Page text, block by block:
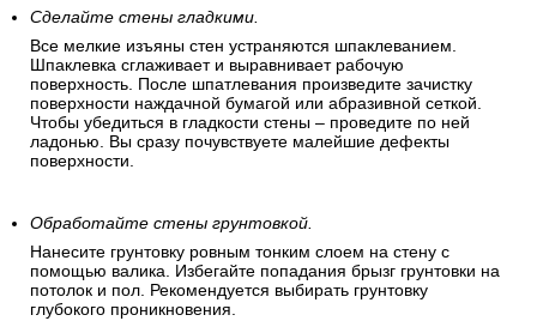
Сделайте стены гладкими.
Все мелкие изъяны стен устраняются шпаклеванием.
Шпаклевка сглаживает и выравнивает рабочую
поверхность. После шпатлевания произведите зачистку
поверхности наждачной бумагой или абразивной сеткой.
Чтобы убедиться в гладкости стены – проведите по ней
ладонью. Вы сразу почувствуете малейшие дефекты
поверхности.
Обработайте стены грунтовкой.
Нанесите грунтовку ровным тонким слоем на стену с
помощью валика. Избегайте попадания брызг грунтовки на
потолок и пол. Рекомендуется выбирать грунтовку
глубокого проникновения.